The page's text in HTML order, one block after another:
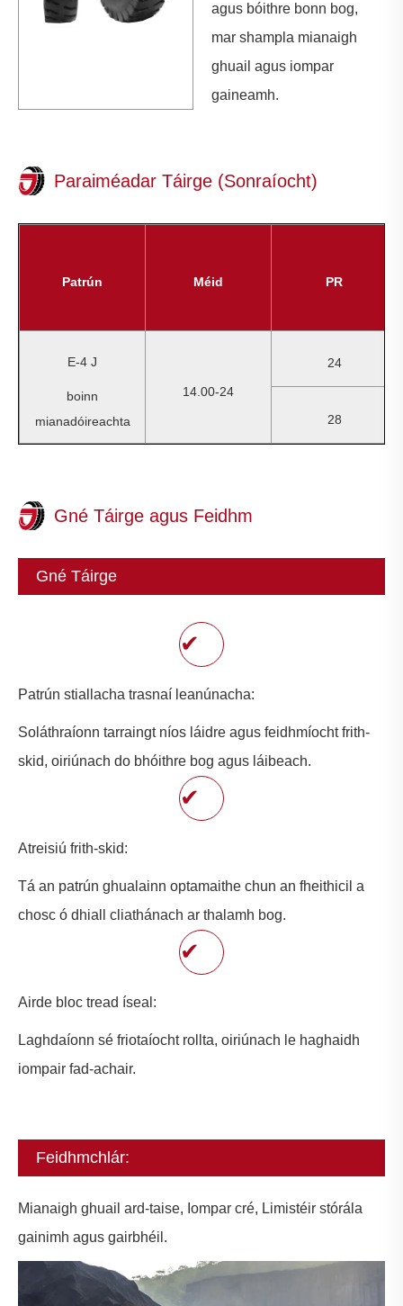
agus bóithre bonn bog,
mar shampla mianaigh
ghuail agus iompar
gaineamh.
Paraiméadar Táirge (Sonraíocht)
Patrún Méid PR
E-4 J
boinn
mianadóireachta
14.00-24
24
28
Gné Táirge agus Feidhm
Gné Táirge
✔
Patrún stiallacha trasnaí leanúnacha:
Soláthraíonn tarraingt níos láidre agus feidhmíocht frith-
skid, oiriúnach do bhóithre bog agus láibeach.
✔
Atreisiú frith-skid:
Tá an patrún ghualainn optamaithe chun an fheithicil a
chosc ó dhiall cliathánach ar thalamh bog.
✔
Airde bloc tread íseal:
Laghdaíonn sé friotaíocht rollta, oiriúnach le haghaidh
iompair fad-achair.
Feidhmchlár:
Mianaigh ghuail ard-taise, Iompar cré, Limistéir stórála
gainimh agus gairbhéil.